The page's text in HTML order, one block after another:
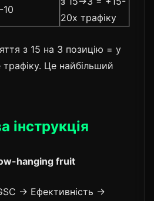
10
20x трафіку
з 15 на 3 позицію = у
трафіку. Це найбільший
інструкція
hanging fruit
→ Ефективність →